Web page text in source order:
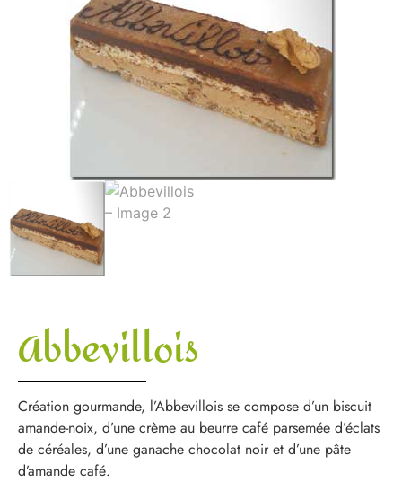
Abbevillois
Création gourmande, l’Abbevillois se compose d’un biscuit
amande-noix, d’une crème au beurre café parsemée d’éclats
de céréales, d’une ganache chocolat noir et d’une pâte
d’amande café.